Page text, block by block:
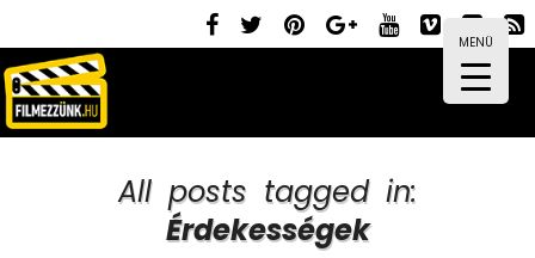
MENÜ
All posts tagged in:
Érdekességek